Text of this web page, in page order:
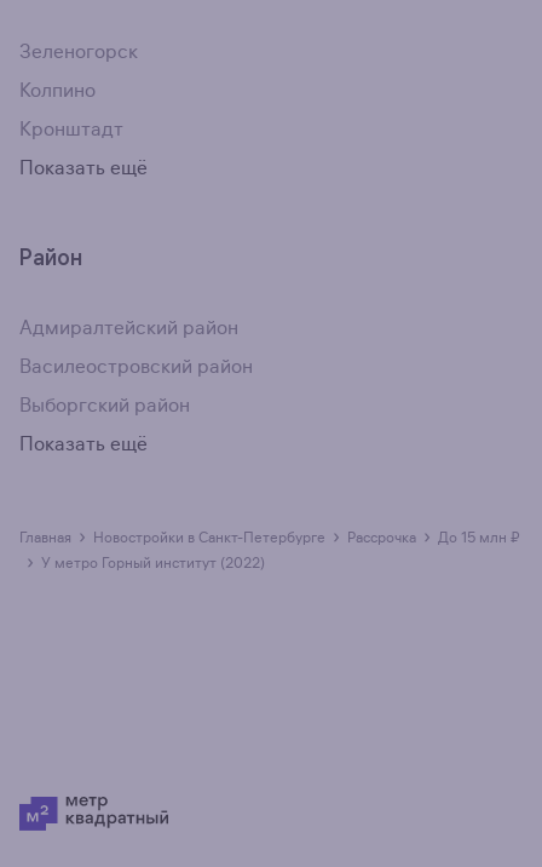
Зеленогорск
Колпино
Кронштадт
Показать ещё
Район
Адмиралтейский район
Василеостровский район
Выборгский район
Показать ещё
Главная › Новостройки в Санкт-Петербурге › рассрочка › до 15 млн ₽
› у метро Горный институт (2022)